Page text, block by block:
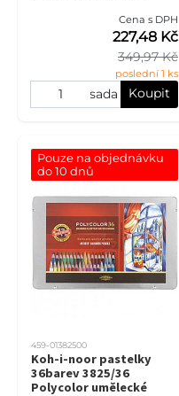
Cena s DPH
349,97 Kč
227,48 Kč
poslední 1 ks
sada Koupit
Pouze na objednávku
do 10 dnů
459-01382500
Koh-i-noor pastelky
36barev 3825/36
Polycolor umělecké